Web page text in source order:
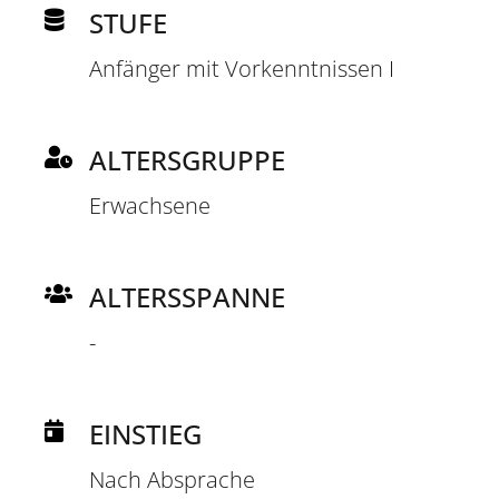
STUFE
Anfänger mit Vorkenntnissen I
ALTERSGRUPPE
Erwachsene
ALTERSSPANNE
-
EINSTIEG
Nach Absprache